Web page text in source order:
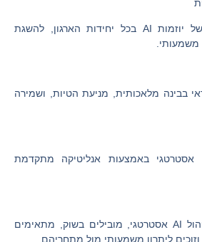
⤶ הבטחת אינטגרציה של יוזמות AI בכל יחידות הארגון, להשגת
בבינה מלאכותית, מניעת הטיות, ושמירה
באמצעות אנליטיקה מתקדמת
⤶ ארגונים שמאמצים ניהול AI אסטרטגי, מובילים בשוק, מתאימים
ליתרון משמעותי מול מתחריהם.